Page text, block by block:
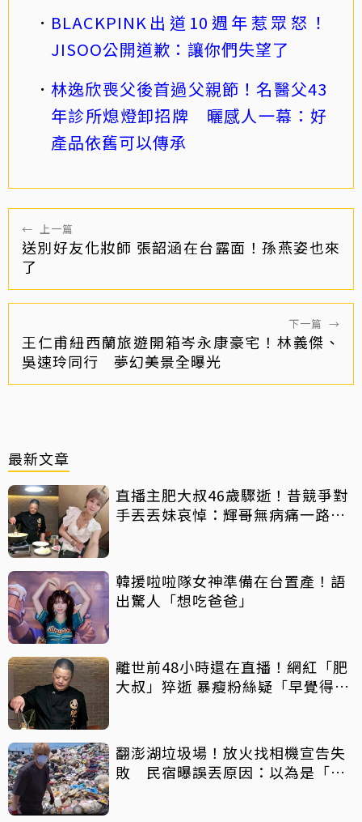
BLACKPINK出道10週年惹眾怒！
JISOO公開道歉：讓你們失望了
林逸欣喪父後首過父親節！名醫父43
年診所熄燈卸招牌 曬感人一幕：好
產品依舊可以傳承
← 上一篇
送別好友化妝師 張韶涵在台露面！孫燕姿也來
了
下一篇 →
王仁甫紐西蘭旅遊開箱岑永康豪宅！林義傑、
吳速玲同行 夢幻美景全曝光
最新文章
直播主肥大叔46歲驟逝！昔競爭對
手丟丟妹哀悼：輝哥無病痛一路好
韓援啦啦隊女神準備在台置產！語
出驚人「想吃爸爸」
離世前48小時還在直播！網紅「肥
大叔」猝逝 暴瘦粉絲疑「早覺得不
翻澎湖垃圾場！放火找相機宣告失
敗 民宿曝誤丟原因：以為是「按